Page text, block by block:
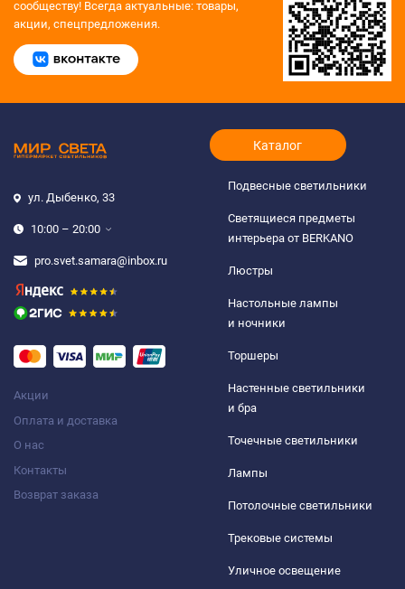
сообществу! Всегда актуальные: товары,
акции, спецпредложения.
ул. Дыбенко, 33
10:00 – 20:00
pro.svet.samara@inbox.ru
Акции
Оплата и доставка
О нас
Контакты
Возврат заказа
Каталог
Подвесные светильники
Светящиеся предметы
интерьера от BERKANO
Люстры
Настольные лампы
и ночники
Торшеры
Настенные светильники
и бра
Точечные светильники
Лампы
Потолочные светильники
Трековые системы
Уличное освещение